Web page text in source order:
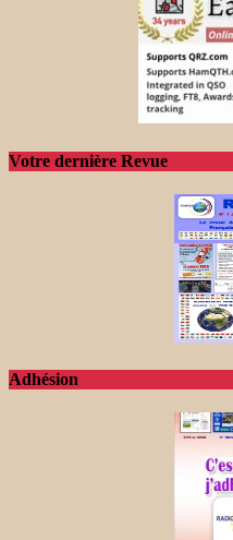
Votre dernière Revue
Adhésion